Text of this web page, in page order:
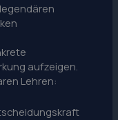
aufzeigen.
Lehren: